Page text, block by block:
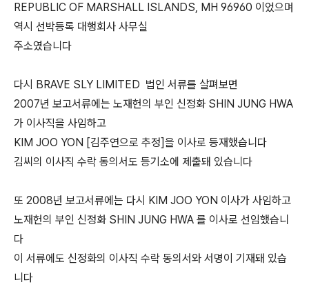
REPUBLIC OF MARSHALL ISLANDS, MH 96960 이었으며
역시 선박등록 대행회사 사무실
주소였습니다
다시 BRAVE SLY LIMITED 법인 서류를 살펴보면
2007년 보고서류에는 노재헌의 부인 신정화 SHIN JUNG HWA
가 이사직을 사임하고
KIM JOO YON [김주연으로 추정]을 이사로 등재했습니다
김씨의 이사직 수락 동의서도 등기소에 제출돼 있습니다
또 2008년 보고서류에는 다시 KIM JOO YON 이사가 사임하고
노재헌의 부인 신정화 SHIN JUNG HWA 를 이사로 선임했습니
다
이 서류에도 신정화의 이사직 수락 동의서와 서명이 기재돼 있습
니다